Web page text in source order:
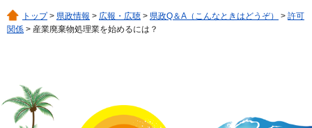
トップ> 県政情報 > 広報・広聴 > 県政Q＆A（こんなときはどうぞ） > 許可
関係 > 産業廃棄物処理業を始めるには？